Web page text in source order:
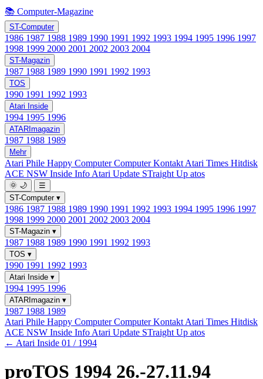
📚 Computer-Magazine
ST-Computer
1986 1987 1988 1989 1990 1991 1992 1993 1994 1995 1996 1997
1998 1999 2000 2001 2002 2003 2004
ST-Magazin
1987 1988 1989 1990 1991 1992 1993
TOS
1990 1991 1992 1993
Atari Inside
1994 1995 1996
ATARImagazin
1987 1988 1989
Mehr
Atari Phile Happy ComputerComputer Kontakt Atari Times Hitdisk
ACE NSW Inside Info Atari Update STraight Up atos
🌞 🌙
☰
ST-Computer ▾
1986 1987 1988 1989 1990 1991 1992 1993 1994 1995 1996 1997
1998 1999 2000 2001 2002 2003 2004
ST-Magazin ▾
1987 1988 1989 1990 1991 1992 1993
TOS ▾
1990 1991 1992 1993
Atari Inside ▾
1994 1995 1996
ATARImagazin ▾
1987 1988 1989
Atari Phile Happy ComputerComputer Kontakt Atari Times Hitdisk
ACE NSW Inside Info Atari Update STraight Up atos
← Atari Inside 01 / 1994
proTOS 1994 26.-27.11.94